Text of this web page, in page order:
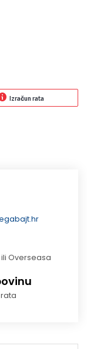
Izračun rata
Overseasa